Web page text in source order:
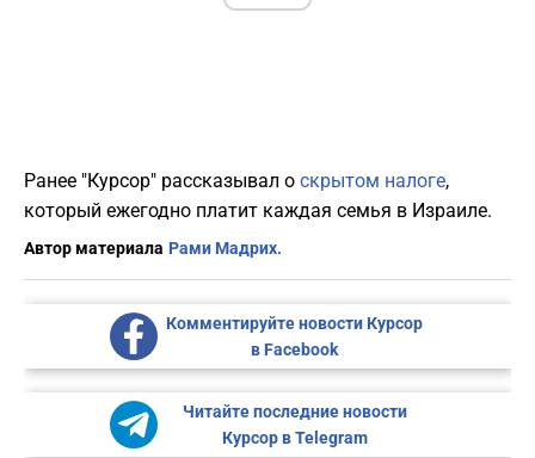
Ранее "Курсор" рассказывал о скрытом налоге,
который ежегодно платит каждая семья в Израиле.
Автор материала Рами Мадрих.
Комментируйте новости Курсор
в Facebook
Читайте последние новости
Курсор в Telegram